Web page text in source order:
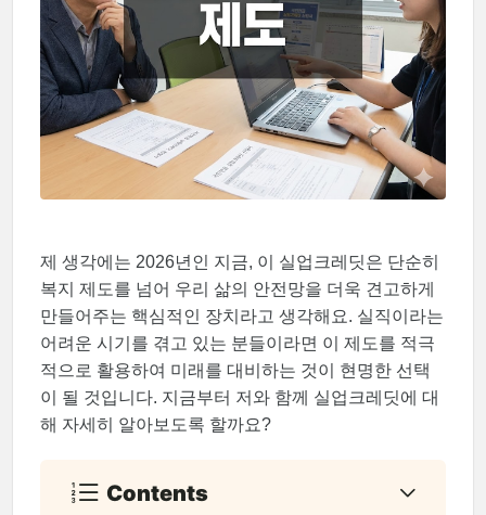
제 생각에는 2026년인 지금, 이 실업크레딧은 단순히
복지 제도를 넘어 우리 삶의 안전망을 더욱 견고하게
만들어주는 핵심적인 장치라고 생각해요. 실직이라는
어려운 시기를 겪고 있는 분들이라면 이 제도를 적극
적으로 활용하여 미래를 대비하는 것이 현명한 선택
이 될 것입니다. 지금부터 저와 함께 실업크레딧에 대
해 자세히 알아보도록 할까요?
Contents